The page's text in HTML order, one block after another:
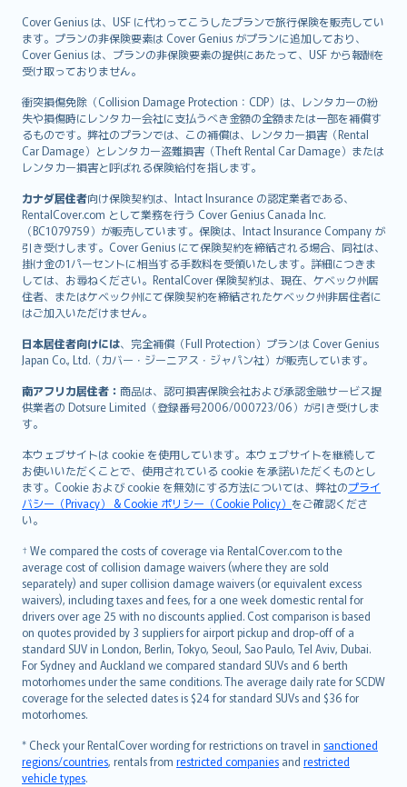
Cover Genius は、USF に代わってこうしたプランで旅行保険を販売してい
ます。プランの非保険要素は Cover Genius がプランに追加しており、
Cover Genius は、プランの非保険要素の提供にあたって、USF から報酬を
受け取っておりません。
衝突損傷免除（Collision Damage Protection：CDP）は、レンタカーの紛
失や損傷時にレンタカー会社に支払うべき金額の全額または一部を補償す
るものです。弊社のプランでは、この補償は、レンタカー損害（Rental
Car Damage）とレンタカー盗難損害（Theft Rental Car Damage）または
レンタカー損害と呼ばれる保険給付を指します。
カナダ居住者向け保険契約は、Intact Insurance の認定業者である、
RentalCover.com として業務を行う Cover Genius Canada Inc.
（BC1079759）が販売しています。保険は、Intact Insurance Company が
引き受けします。Cover Genius にて保険契約を締結される場合、同社は、
掛け金の1パーセントに相当する手数料を受領いたします。詳細につきま
しては、お尋ねください。RentalCover 保険契約は、現在、ケベック州居
住者、またはケベック州にて保険契約を締結されたケベック州非居住者に
はご加入いただけません。
日本居住者向けには、完全補償（Full Protection）プランは Cover Genius
Japan Co., Ltd.（カバー・ジーニアス・ジャパン社）が販売しています。
南アフリカ居住者： 商品は、認可損害保険会社および承認金融サービス提
供業者の Dotsure Limited（登録番号2006/000723/06）が引き受けしま
す。
本ウェブサイトは cookie を使用しています。本ウェブサイトを継続して
お使いいただくことで、使用されている cookie を承諾いただくものとし
ます。Cookie および cookie を無効にする方法については、弊社のプライ
バシー（Privacy） & Cookie ポリシー（Cookie Policy） をご確認くださ
い。
† We compared the costs of coverage via RentalCover.com to the
average cost of collision damage waivers (where they are sold
separately) and super collision damage waivers (or equivalent excess
waivers), including taxes and fees, for a one week domestic rental for
drivers over age 25 with no discounts applied. Cost comparison is based
on quotes provided by 3 suppliers for airport pickup and drop-off of a
standard SUV in London, Berlin, Tokyo, Seoul, Sao Paulo, Tel Aviv, Dubai.
For Sydney and Auckland we compared standard SUVs and 6 berth
motorhomes under the same conditions. The average daily rate for SCDW
coverage for the selected dates is $24 for standard SUVs and $36 for
motorhomes.
* Check your RentalCover wording for restrictions on travel in sanctioned
regions/countries, rentals from restricted companies and restricted
vehicle types.